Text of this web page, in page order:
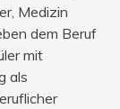
Medizin
dem Beruf
mit
als